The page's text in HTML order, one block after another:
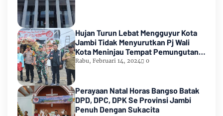
Hujan Turun Lebat Mengguyur Kota
Jambi Tidak Menyurutkan Pj Wali
Kota Meninjau Tempat Pemungutan
Suara Pemilu 2024
Rabu, Februari 14, 2024 0
Perayaan Natal Horas Bangso Batak
DPD, DPC, DPK Se Provinsi Jambi
Penuh Dengan Sukacita